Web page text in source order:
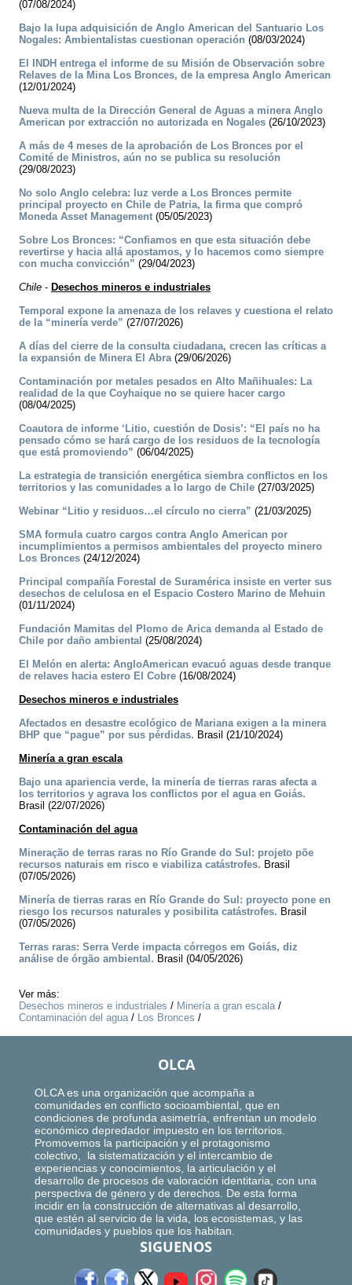
(07/08/2024)
Bajo la lupa adquisición de Anglo American del Santuario Los
Nogales: Ambientalistas cuestionan operación (08/03/2024)
El INDH entrega el informe de su Misión de Observación sobre
Relaves de la Mina Los Bronces, de la empresa Anglo American
(12/01/2024)
Nueva multa de la Dirección General de Aguas a minera Anglo
American por extracción no autorizada en Nogales (26/10/2023)
A más de 4 meses de la aprobación de Los Bronces por el
Comité de Ministros, aún no se publica su resolución
(29/08/2023)
No solo Anglo celebra: luz verde a Los Bronces permite
principal proyecto en Chile de Patria, la firma que compró
Moneda Asset Management (05/05/2023)
Sobre Los Bronces: “Confiamos en que esta situación debe
revertirse y hacia allá apostamos, y lo hacemos como siempre
con mucha convicción” (29/04/2023)
Chile - Desechos mineros e industriales
Temporal expone la amenaza de los relaves y cuestiona el relato
de la “minería verde” (27/07/2026)
A días del cierre de la consulta ciudadana, crecen las críticas a
la expansión de Minera El Abra(29/06/2026)
Contaminación por metales pesados en Alto Mañihuales: La
realidad de la que Coyhaique no se quiere hacer cargo
(08/04/2025)
Coautora de informe ‘Litio, cuestión de Dosis’: “El país no ha
pensado cómo se hará cargo de los residuos de la tecnología
que está promoviendo” (06/04/2025)
La estrategia de transición energética siembra conflictos en los
territorios y las comunidades a lo largo de Chile (27/03/2025)
Webinar “Litio y residuos…el círculo no cierra” (21/03/2025)
SMA formula cuatro cargos contra Anglo American por
incumplimientos a permisos ambientales del proyecto minero
Los Bronces (24/12/2024)
Principal compañía Forestal de Suramérica insiste en verter sus
desechos de celulosa en el Espacio Costero Marino de Mehuin
(01/11/2024)
Fundación Mamitas del Plomo de Arica demanda al Estado de
Chile por daño ambiental (25/08/2024)
El Melón en alerta: AngloAmerican evacuó aguas desde tranque
de relaves hacia estero El Cobre (16/08/2024)
Desechos mineros e industriales
Afectados en desastre ecológico de Mariana exigen a la minera
BHP que “pague” por sus pérdidas. Brasil (21/10/2024)
Minería a gran escala
Bajo una apariencia verde, la minería de tierras raras afecta a
los territorios y agrava los conflictos por el agua en Goiás.
Brasil (22/07/2026)
Contaminación del agua
Mineração de terras raras no Río Grande do Sul: projeto põe
recursos naturais em risco e viabiliza catástrofes. Brasil
(07/05/2026)
Minería de tierras raras en Río Grande do Sul: proyecto pone en
riesgo los recursos naturales y posibilita catástrofes. Brasil
(07/05/2026)
Terras raras: Serra Verde impacta córregos em Goiás, diz
análise de órgão ambiental. Brasil (04/05/2026)
Ver más:
Desechos mineros e industriales / Minería a gran escala/
Contaminación del agua/ Los Bronces /
OLCA
OLCA es una organización que acompaña a
comunidades en conflicto socioambiental, que en
condiciones de profunda asimetría, enfrentan un modelo
económico depredador impuesto en los territorios.
Promovemos la participación y el protagonismo
colectivo, la sistematización y el intercambio de
experiencias y conocimientos, la articulación y el
desarrollo de procesos de valoración identitaria, con una
perspectiva de género y de derechos. De esta forma
incidir en la construcción de alternativas al desarrollo,
que estén al servicio de la vida, los ecosistemas, y las
comunidades y pueblos que los habitan.
SIGUENOS